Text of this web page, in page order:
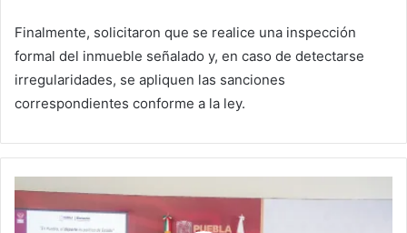
Finalmente, solicitaron que se realice una inspección
formal del inmueble señalado y, en caso de detectarse
irregularidades, se apliquen las sanciones
correspondientes conforme a la ley.